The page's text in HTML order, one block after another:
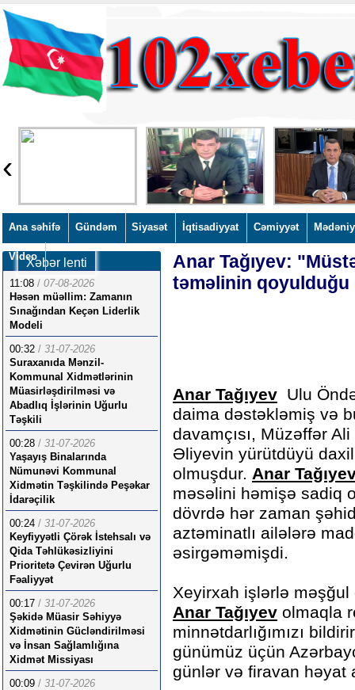
‹
Ana səhifə Gündəm Siyasət İqtisadiyyat Cəmiyyət
VideoXəbər lenti
11:08 / 07-08-2026
Həsən müəllim: Zamanın
Sınağından Keçən Liderlik
Modeli
00:32 / 31-07-2026
Suraxanıda Mənzil-
Kommunal Xidmətlərinin
Müasirləşdirilməsi və
Abadlıq İşlərinin Uğurlu
Təşkili
00:28 / 31-07-2026
Yaşayış Binalarında
Nümunəvi Kommunal
Xidmətin Təşkilində Peşəkar
İdarəçilik
00:24 / 31-07-2026
Keyfiyyətli Çörək İstehsalı və
Qida Təhlükəsizliyini
Prioritetə Çevirən Uğurlu
Fəaliyyət
00:17 / 31-07-2026
Şəkidə Müasir Səhiyyə
Xidmətinin Gücləndirilməsi
və İnsan Sağlamlığına
Xidmət Missiyası
00:09 / 31-07-2026
Anar Tağıyev:
təməlinin qoyulduğu
Anar Tağıyev Ulu
daima dəstəkləmiş və
davamçısı, Müzəffər
Əliyevin yürütdüyü
olmuşdur. Anar
məsəlini həmişə sadiq
dövrdə hər zaman
aztəminatlı ailələrə
əsirgəməmişdi.
Xeyirxah işlərlə
Anar Tağıyev olmaqla
minnətdarlığımızı
günümüz üçün
günlər və firavan həyat